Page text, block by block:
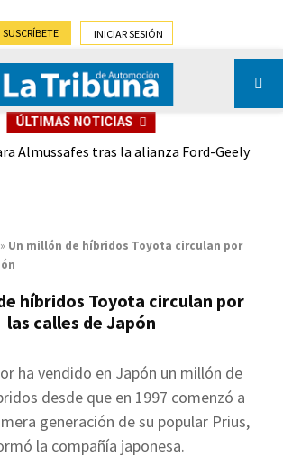
SUSCRÍBETE INICIAR SESIÓN
ÚLTIMAS NOTICIAS
Almussafes tras la alianza Ford-Geely
» Un millón de híbridos Toyota circulan por
híbridos Toyota circulan por
las calles de Japón
ha vendido en Japón un millón de
desde que en 1997 comenzó a
generación de su popular Prius,
la compañía japonesa.